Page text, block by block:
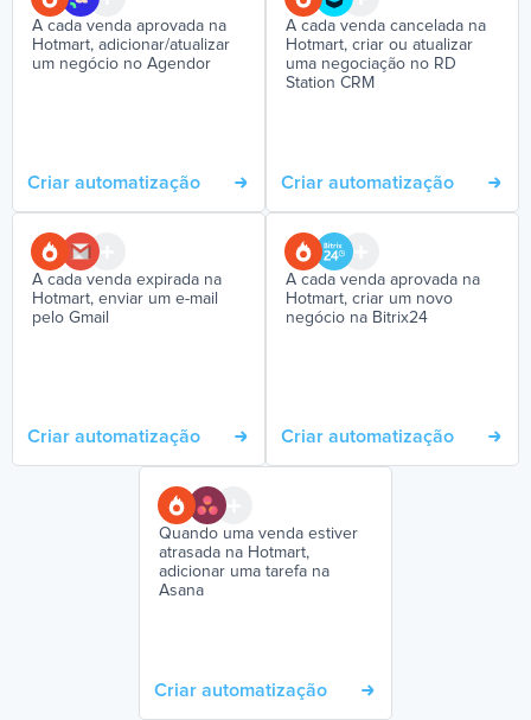
A cada venda aprovada na
Hotmart, adicionar/atualizar
um negócio no Agendor
Criar automatização
A cada venda cancelada na
Hotmart, criar ou atualizar
uma negociação no RD
Station CRM
Criar automatização
A cada venda expirada na
Hotmart, enviar um e-mail
pelo Gmail
Criar automatização
A cada venda aprovada na
Hotmart, criar um novo
negócio na Bitrix24
Criar automatização
Quando uma venda estiver
atrasada na Hotmart,
adicionar uma tarefa na
Asana
Criar automatização